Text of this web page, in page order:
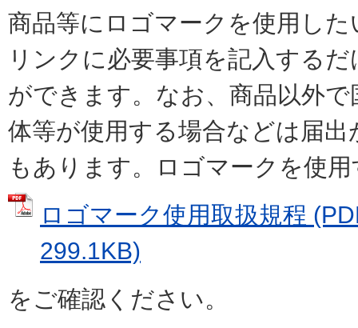
商品等にロゴマークを使用し
リンクに必要事項を記入する
ができます。なお、商品以外
体等が使用する場合などは届
もあります。ロゴマークを使
ロゴマーク使用取扱規程
299.1KB)
をご確認ください。